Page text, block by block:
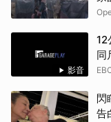
影音
12
同
閃
告